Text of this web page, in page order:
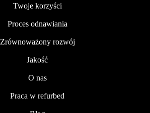
Twoje korzyści
Proces odnawiania
Zrównoważony rozwój
Jakość
O nas
Praca w refurbed